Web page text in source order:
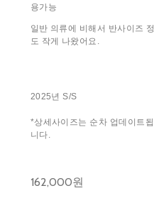
용가능
일반 의류에 비해서 반사이즈 정
도 작게 나왔어요.
2025년 S/S
*상세사이즈는 순차 업데이트됩
니다.
162,000원